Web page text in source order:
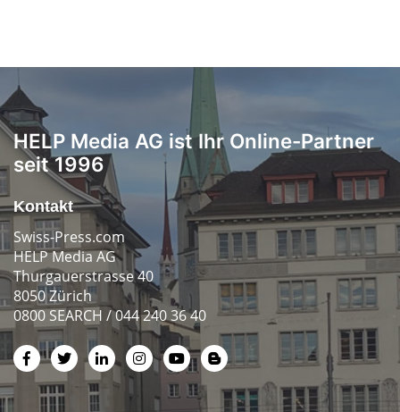
HELP Media AG ist Ihr Online-Partner
seit 1996
Kontakt
Swiss-Press.com
HELP Media AG
Thurgauerstrasse 40
8050 Zürich
0800 SEARCH / 044 240 36 40